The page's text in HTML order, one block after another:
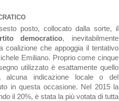
posto, collocato dalla sorte, il
democratico, inevitabilmente
coalizione che appoggia il tentativo
Emiliano. Proprio come cinque
utilizzato è esattamente quello
alcuna indicazione locale o del
in questa occasione. Nel 2015 la
il 20%, è stata la più votata di tutta